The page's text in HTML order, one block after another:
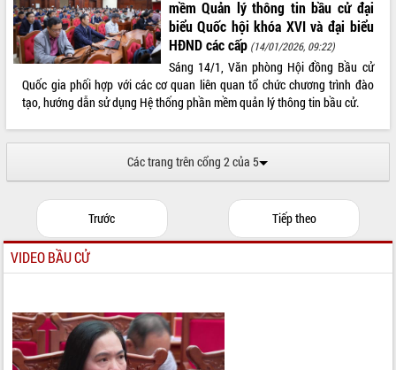
mềm Quản lý thông tin bầu cử đại
biểu Quốc hội khóa XVI và đại biểu
HĐND các cấp (14/01/2026, 09:22)
Sáng 14/1, Văn phòng Hội đồng Bầu cử
Quốc gia phối hợp với các cơ quan liên quan tổ chức chương trình đào
tạo, hướng dẫn sử dụng Hệ thống phần mềm quản lý thông tin bầu cử.
Các trang trên cổng 2 của 5
Trước Tiếp theo
VIDEO BẦU CỬ